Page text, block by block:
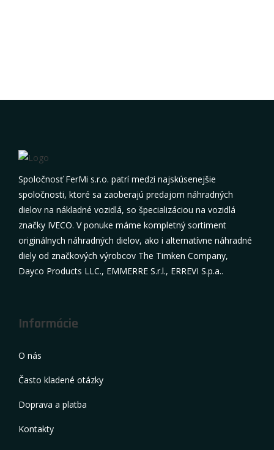
Spoločnosť FerMi s.r.o. patrí medzi najskúsenejšie
spoločnosti, ktoré sa zaoberajú predajom náhradných
dielov na nákladné vozidlá, so špecializáciou na vozidlá
značky IVECO. V ponuke máme kompletný sortiment
originálnych náhradných dielov, ako i alternatívne náhradné
diely od značkových výrobcov The Timken Company,
Dayco Products LLC., EMMERRE S.r.l., ERREVI S.p.a..
Informácie
O nás
Často kladené otázky
Doprava a platba
Kontakty